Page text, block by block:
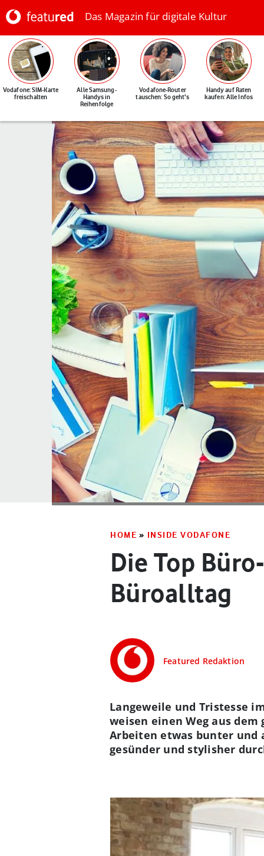
Das Magazin für digitale Kultur
Vodafone: SIM-Karte
freischalten
Alle Samsung-
Handys in
Reihenfolge
Vodafone-Router
tauschen: So geht's
Handy auf Raten
kaufen: Alle Infos
HOME » INSIDE VODAFONE
Die Top
Büroalltag
Featured Redaktion
Langeweile und Tristesse
weisen einen Weg aus
Arbeiten etwas bunter und
gesünder und stylisher